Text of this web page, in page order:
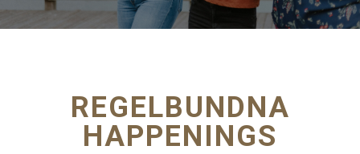
REGELBUNDNA
HAPPENINGS